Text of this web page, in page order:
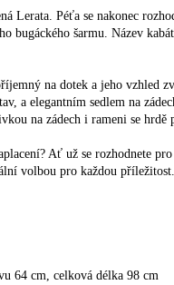
Lerata. Péťa se nakonec
bugáckého šarmu. Název
na dotek a jeho vzhled
a elegantním sedlem na
na zádech i rameni se hrdě
Ať už se rozhodnete
volbou pro každou
64 cm, celková délka 98 cm